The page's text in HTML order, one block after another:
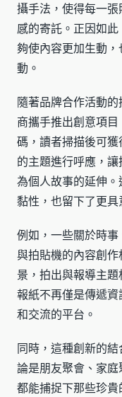
攝手法，使得每一
感的寄託。正因如
夠使內容更加生動
動。
隨著品牌合作活動
商攜手推出創意項
碼，讀者掃描後可
的主題進行呼應，
為個人故事的延伸
黏性，也留下了更具
例如，一些關於時
與拍貼機的內容創
景，拍出與報導主
報紙不再僅是傳遞
和交流的平台。
同時，這種創新的
論是朋友聚會、家
都能捕捉下那些珍